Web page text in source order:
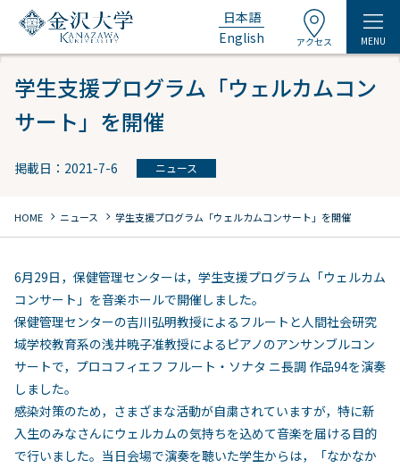
日本語
English
アクセス MENU
学生支援プログラム「ウェルカムコン
サート」を開催
掲載日：2021-7-6 ニュース
HOME chevron_right ニュース chevron_right 学生支援プログラム「ウェルカムコンサート」を開催
6月29日，保健管理センターは，学生支援プログラム「ウェルカム
コンサート」を音楽ホールで開催しました。
保健管理センターの吉川弘明教授によるフルートと人間社会研究
域学校教育系の浅井暁子准教授によるピアノのアンサンブルコン
サートで，プロコフィエフ フルート・ソナタ ニ長調 作品94を演奏
しました。
感染対策のため，さまざまな活動が自粛されていますが，特に新
入生のみなさんにウェルカムの気持ちを込めて音楽を届ける目的
で行いました。当日会場で演奏を聴いた学生からは，「なかなか